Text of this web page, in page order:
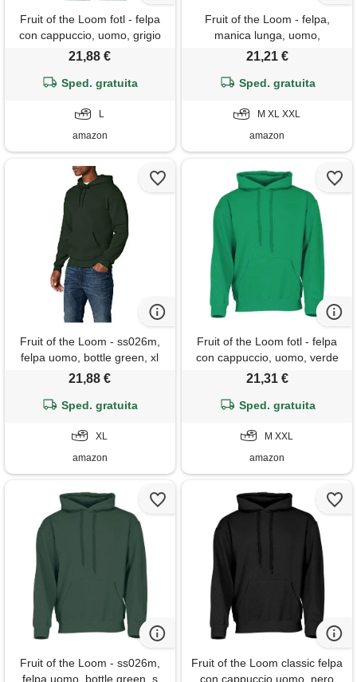
Fruit of the Loom fotl - felpa
con cappuccio, uomo, grigio
(heather grey), l
21,88 €
Sped. gratuita
L
amazon
Fruit of the Loom - felpa,
manica lunga, uomo,
arancione (orange), xl
21,21 €
Sped. gratuita
M XL XXL
amazon
Fruit of the Loom - ss026m,
felpa uomo, bottle green, xl
21,88 €
Sped. gratuita
XL
amazon
Fruit of the Loom fotl - felpa
con cappuccio, uomo, verde
(kelly green), m
21,31 €
Sped. gratuita
M XXL
amazon
Fruit of the Loom - ss026m,
felpa uomo, bottle green, s
Fruit of the Loom classic felpa
con cappuccio uomo, nero